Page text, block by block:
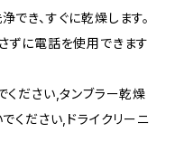
き、すぐに乾燥します。
ずに電話を使用できます
ださい,タンブラー乾燥
ください,ドライクリーニ